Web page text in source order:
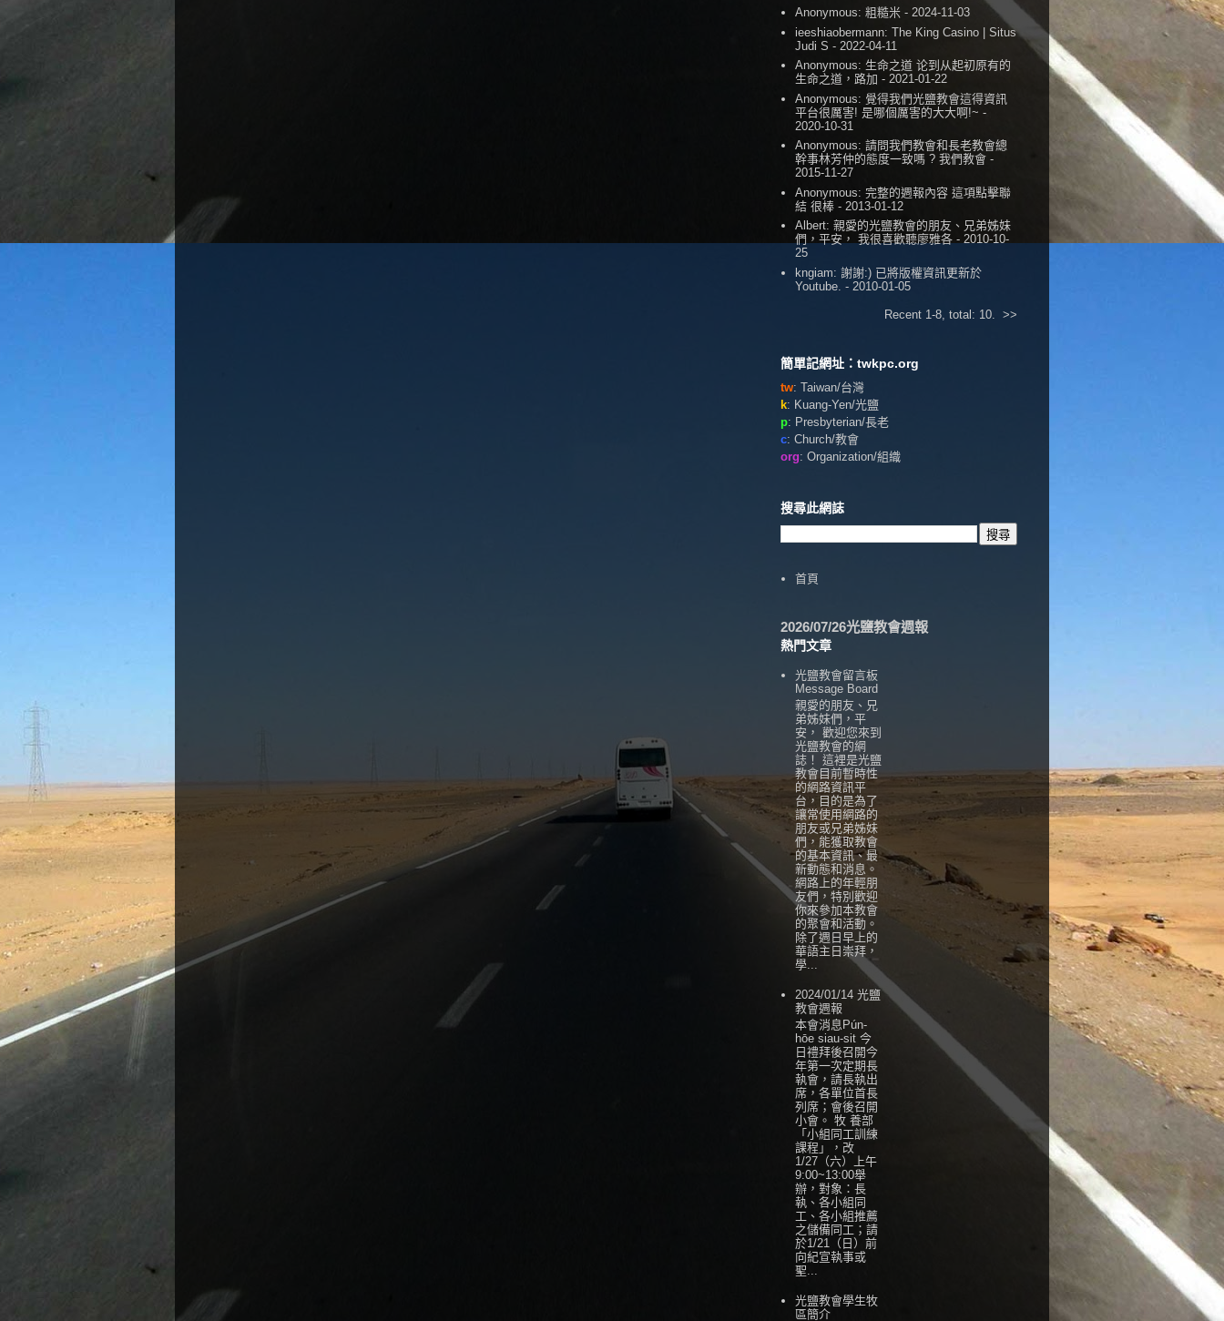
Anonymous:粗糙米 - 2024-11-03
ieeshiaobermann:The King Casino | Situs
Judi S - 2022-04-11
Anonymous: 生命之道 论到从起初原有的
生命之道，路加 - 2021-01-22
Anonymous: 覺得我們光鹽教會這得資訊
平台很厲害! 是哪個厲害的大大啊!~ -
2020-10-31
Anonymous:請問我們教會和長老教會總
幹事林芳仲的態度一致嗎 ? 我們教會 -
2015-11-27
Anonymous:完整的週報內容 這項點擊聯
結 很棒- 2013-01-12
Albert:親愛的光鹽教會的朋友、兄弟姊妹
們，平安， 我很喜歡聽廖雅各 - 2010-10-
25
kngiam:謝謝:) 已將版權資訊更新於
Youtube. - 2010-01-05
Recent 1-8, total: 10. >>
簡單記網址：twkpc.org
tw: Taiwan/台灣
k: Kuang-Yen/光鹽
p: Presbyterian/長老
c: Church/教會
org: Organization/組織
搜尋此網誌
首頁
2026/07/26光鹽教會週報
熱門文章
光鹽教會留言板
Message Board
親愛的朋友、兄
弟姊妹們，平
安， 歡迎您來到
光鹽教會的網
誌！ 這裡是光鹽
教會目前暫時性
的網路資訊平
台，目的是為了
讓常使用網路的
朋友或兄弟姊妹
們，能獲取教會
的基本資訊、最
新動態和消息。
網路上的年輕朋
友們，特別歡迎
你來參加本教會
的聚會和活動。
除了週日早上的
華語主日崇拜，
學...
2024/01/14 光鹽
教會週報
本會消息Pún-
hōe siau-sit 今
日禮拜後召開今
年第一次定期長
執會，請長執出
席，各單位首長
列席；會後召開
小會。 牧 養部
「小組同工訓練
課程」，改
1/27（六）上午
9:00~13:00舉
辦，對象：長
執、各小組同
工、各小組推薦
之儲備同工；請
於1/21（日）前
向紀宣執事或
聖...
光鹽教會學生牧
區簡介